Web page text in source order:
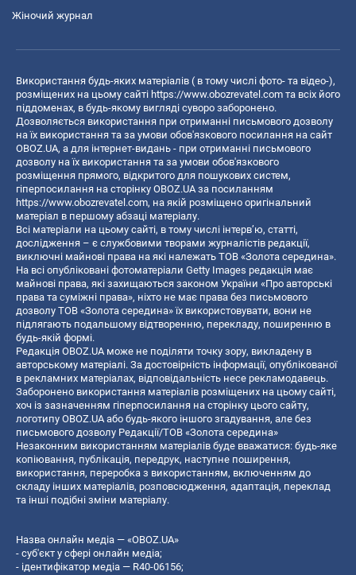
Жіночий журнал
Використання будь-яких матеріалів ( в тому числі фото- та відео-),
розміщених на цьому сайті https://www.obozrevatel.com та всіх його
піддоменах, в будь-якому вигляді суворо заборонено.
Дозволяється використання при отриманні письмового дозволу
на їх використання та за умови обов'язкового посилання на сайт
OBOZ.UA, а для інтернет-видань - при отриманні письмового
дозволу на їх використання та за умови обов'язкового
розміщення прямого, відкритого для пошукових систем,
гіперпосилання на сторінку OBOZ.UA за посиланням
https://www.obozrevatel.com, на якій розміщено оригінальний
матеріал в першому абзаці матеріалу.
Всі матеріали на цьому сайті, в тому числі інтерв’ю, статті,
дослідження – є службовими творами журналістів редакції,
виключні майнові права на які належать ТОВ «Золота середина».
На всі опубліковані фотоматеріали Getty Images редакція має
майнові права, які захищаються законом України «Про авторські
права та суміжні права», ніхто не має права без письмового
дозволу ТОВ «Золота середина» їх використовувати, вони не
підлягають подальшому відтворенню, перекладу, поширенню в
будь-якій формі.
Редакція OBOZ.UA може не поділяти точку зору, викладену в
авторському матеріалі. За достовірність інформації, опублікованої
в рекламних матеріалах, відповідальність несе рекламодавець.
Заборонено використання матеріалів розміщених на цьому сайті,
хоч із зазначенням гіперпосилання на сторінку цього сайту,
логотипу OBOZ.UA або будь-якого іншого згадування, але без
письмового дозволу Редакції/ТОВ «Золота середина»
Незаконним використанням матеріалів буде вважатися: будь-яке
копiювання, публiкацiя, передрук, наступне поширення,
використання, переробка з використанням, включенням до
складу інших матеріалів, розповсюдження, адаптація, переклад
та інші подібні зміни матеріалу.
Назва онлайн медіа — «OBOZ.UA»
- суб'єкт у сфері онлайн медіа;
- ідентифікатор медіа — R40-06156;